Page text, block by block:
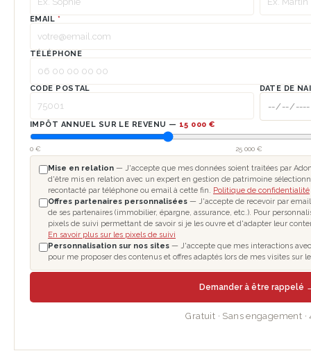
EMAIL *
TÉLÉPHONE
CODE POSTAL DATE DE
IMPÔT ANNUEL SUR LE REVENU — 15 000 €
0 € 25 000 €
Mise en relation — J'accepte que mes données soient traitées par
d'être mis en relation avec un expert en gestion de patrimoine
recontacté par téléphone ou email à cette fin. Politique de confidentialité
Offres partenaires personnalisées — J'accepte de recevoir par email
de ses partenaires (immobilier, épargne, assurance, etc.). Pour
pixels de suivi permettant de savoir si je les ouvre et d'adapter leur
En savoir plus sur les pixels de suivi
Personnalisation sur nos sites — J'accepte que mes interactions
pour me proposer des contenus et offres adaptés lors de mes visites sur
Demander à être rappelé
Gratuit · Sans engagement ·